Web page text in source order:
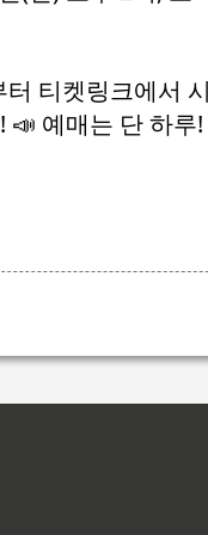
티켓링크에서
📣 예매는 단 하루!